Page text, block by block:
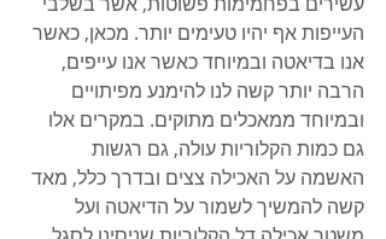
העייפות אף יהיו טעימים יותר. מכאן, כאשר
אנו בדיאטה ובמיוחד כאשר אנו עייפים,
הרבה יותר קשה לנו להימנע מפיתויים
ובמיוחד ממאכלים מתוקים. במקרים אלו
גם כמות הקלוריות עולה, גם רגשות
האשמה על האכילה צצים ובדרך כלל, מאד
קשה להמשיך לשמור על הדיאטה ועל